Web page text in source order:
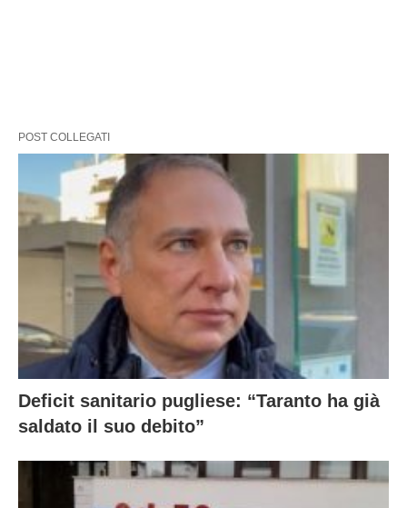
POST COLLEGATI
Deficit sanitario pugliese: “Taranto ha già
saldato il suo debito”